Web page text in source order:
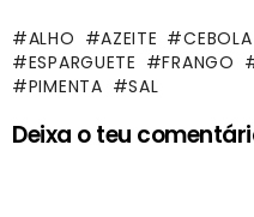
ALHO AZEITE CEBOLA
ESPARGUETE
FRANGO
PIMENTA
SAL
Deixa o teu